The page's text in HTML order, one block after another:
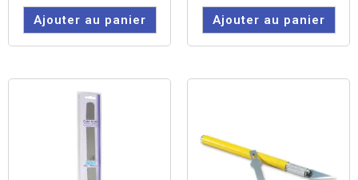
Ajouter au panier Ajouter au panier